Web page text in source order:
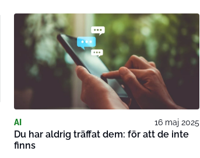
AI 16 maj 2025
Du har aldrig träffat dem: för att de inte
finns